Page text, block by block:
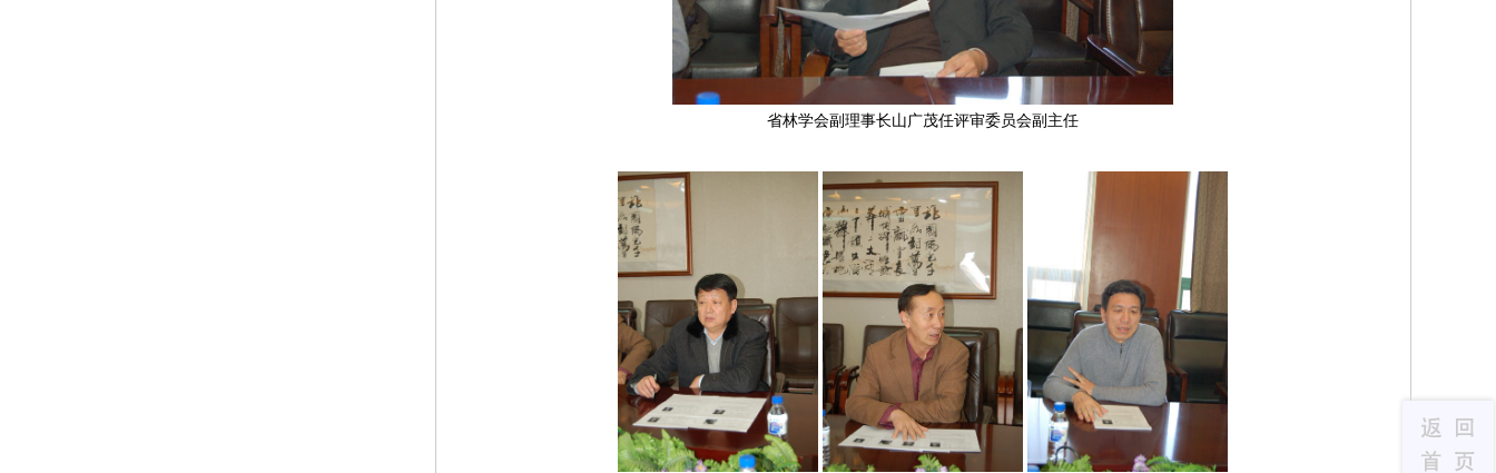
省林学会副理事长山广茂任评审委员会副主任